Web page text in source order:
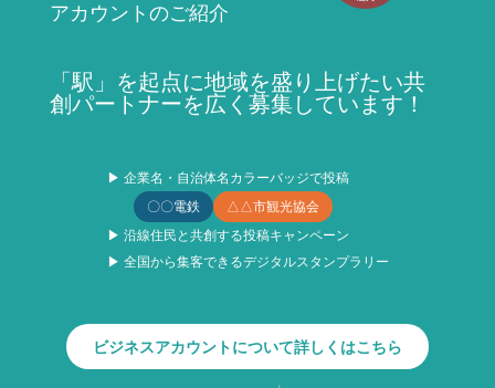
アカウントのご紹介
「駅」を起点に地域を盛り上げたい共
創パートナーを広く募集しています！
▶ 企業名・自治体名カラーバッジで投稿
〇〇電鉄
△△市観光協会
▶ 沿線住民と共創する投稿キャンペーン
▶ 全国から集客できるデジタルスタンプラリー
ビジネスアカウントについて詳しくはこちら